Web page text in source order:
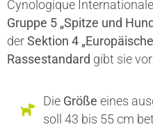
Cynologique
Gruppe 5 „Spitze und
derSektion 4
Rassestandard gibt sie
Die Größe eines
soll 43 bis 55 cm